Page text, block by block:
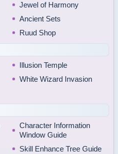
Jewel of Harmony
Ancient Sets
Ruud Shop
Illusion Temple
White Wizard Invasion
Character Information
Window Guide
Skill Enhance Tree Guide